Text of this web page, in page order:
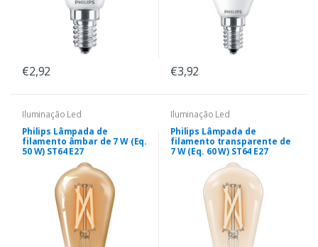
€2,92 €3,92
Iluminação Led
Philips Lâmpada de
filamento âmbar de 7 W (Eq.
50 W) ST64 E27
Iluminação Led
Philips Lâmpada de
filamento transparente de
7 W (Eq. 60 W) ST64 E27